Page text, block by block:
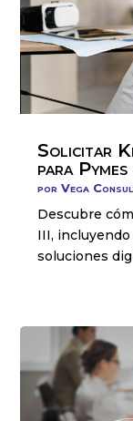
Solicitar
para
porVega
Descubre
III, incluyendo
soluciones